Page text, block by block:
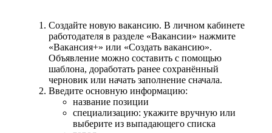
Создайте новую вакансию. В личном кабинете
работодателя в разделе «Вакансии» нажмите
«Вакансия+» или «Создать вакансию».
Объявление можно составить с помощью
шаблона, доработать ранее сохранённый
черновик или начать заполнение сначала.
Введите основную информацию:
название позиции
специализацию: укажите вручную или
выберите из выпадающего списка